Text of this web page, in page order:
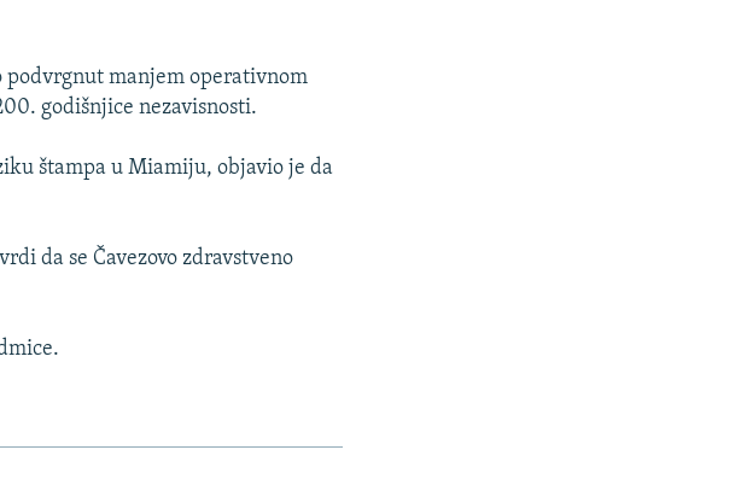
podvrgnut manjem operativnom
godišnjice nezavisnosti.
štampa u Miamiju, objavio je da
da se Čavezovo zdravstveno